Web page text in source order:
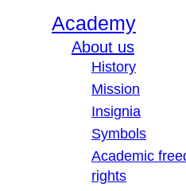
Academy
About us
History
Mission
Insignia
Symbols
Academic
rights